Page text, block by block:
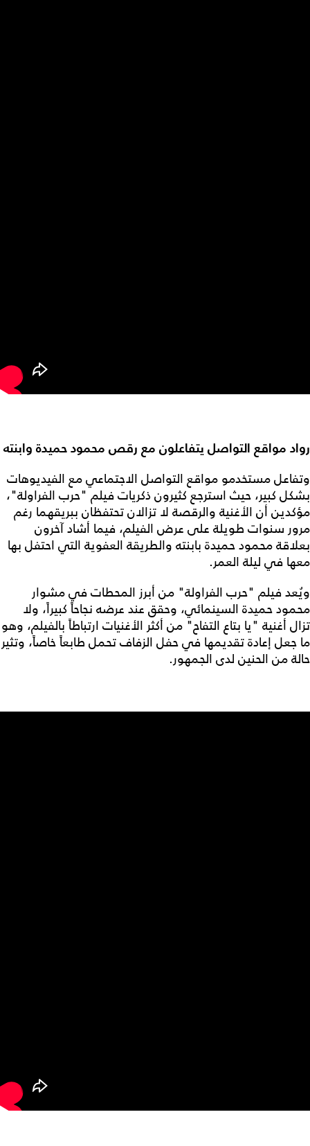
رواد مواقع التواصل يتفاعلون مع رقص محمود حميدة وابنته
وتفاعل مستخدمو مواقع التواصل الاجتماعي مع الفيديوهات
بشكل كبير، حيث استرجع كثيرون ذكريات فيلم "حرب الفراولة"،
مؤكدين أن الأغنية والرقصة لا تزالان تحتفظان ببريقهما رغم
مرور سنوات طويلة على عرض الفيلم، فيما أشاد آخرون
بعلاقة محمود حميدة بابنته والطريقة العفوية التي احتفل بها
معها في ليلة العمر.
ويُعد فيلم "حرب الفراولة" من أبرز المحطات في مشوار
محمود حميدة السينمائي، وحقق عند عرضه نجاحاً كبيراً، ولا
تزال أغنية "يا بتاع التفاح" من أكثر الأغنيات ارتباطاً بالفيلم، وهو
ما جعل إعادة تقديمها في حفل الزفاف تحمل طابعاً خاصاً، وتثير
حالة من الحنين لدى الجمهور.